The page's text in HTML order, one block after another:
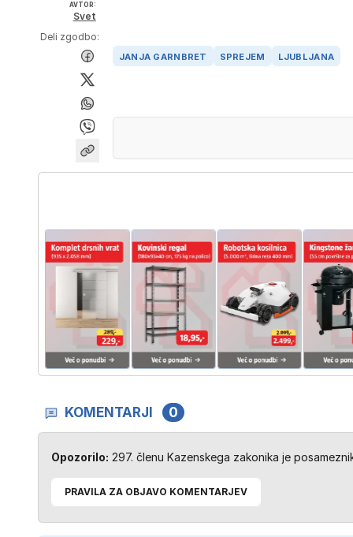
AVTOR:
Svet
Deli zgodbo:
JANJA GARNBRET SPREJEM LJUBLJANA
KOMENTARJI 0
Opozorilo: 297. členu Kazenskega zakonika je
PRAVILA ZA OBJAVO KOMENTARJEV